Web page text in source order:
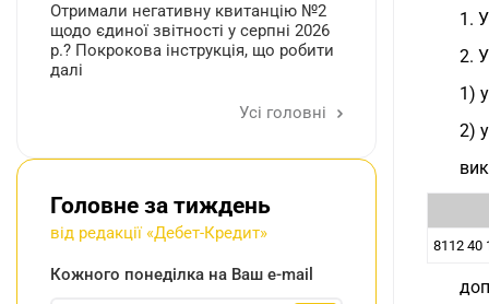
1.
2.
1)
2)
8112 40
Отримали негативну квитанцію №2
щодо єдиної звітності у серпні 2026
р.? Покрокова інструкція, що робити
далі
Усі головні
Головне за тиждень
від редакції «Дебет-Кредит»
Кожного понеділка на Ваш e-mail